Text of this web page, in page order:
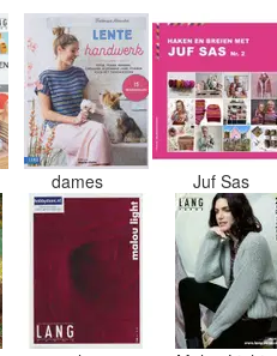
dames Juf Sas